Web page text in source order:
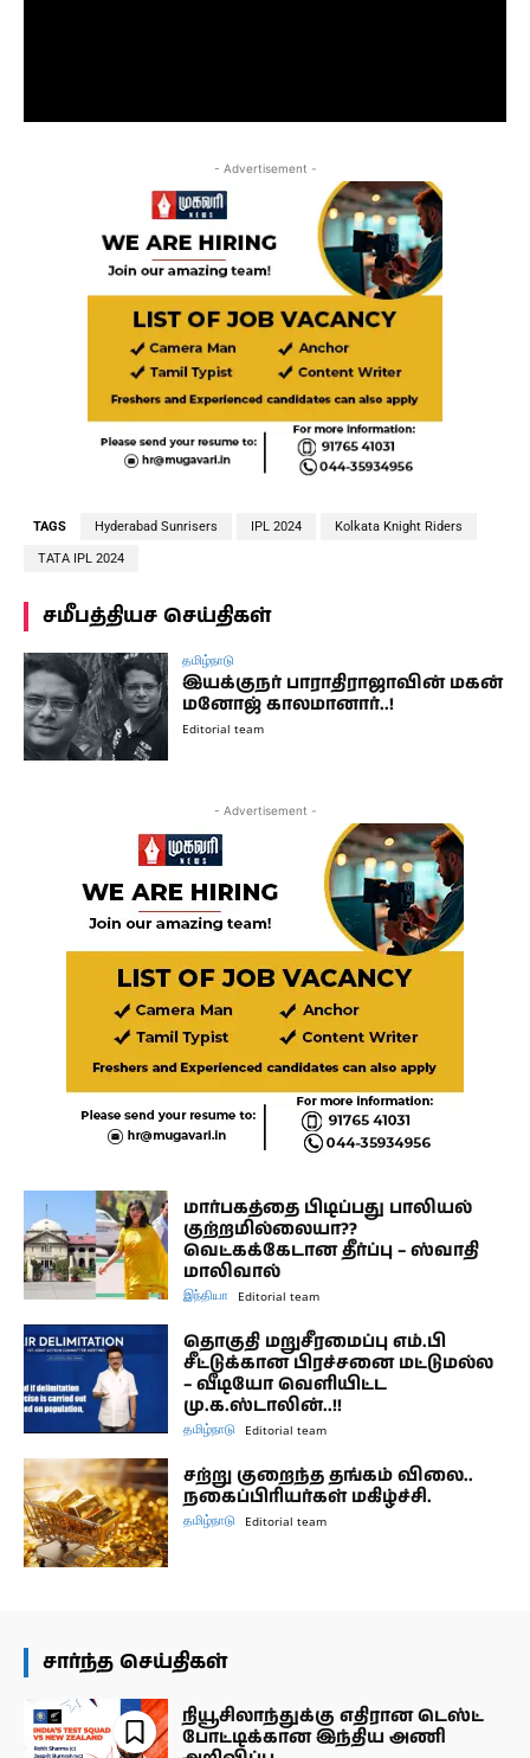
- Advertisement -
TAGS Hyderabad Sunrisers IPL 2024 Kolkata Knight Riders
TATA IPL 2024
சமீபத்தியச செய்திகள்
தமிழ்நாடு
இயக்குநர் பாராதிராஜாவின் மகன்
மனோஜ் காலமானார்..!
Editorial team
- Advertisement -
மார்பகத்தை பிடிப்பது பாலியல்
குற்றமில்லையா??
வெட்கக்கேடான தீர்ப்பு – ஸ்வாதி
மாலிவால்
இந்தியா Editorial team
தொகுதி மறுசீரமைப்பு எம்.பி
சீட்டுக்கான பிரச்சனை மட்டுமல்ல
– வீடியோ வெளியிட்ட
மு.க.ஸ்டாலின்..!!
தமிழ்நாடு Editorial team
சற்று குறைந்த தங்கம் விலை..
நகைப்பிரியர்கள் மகிழ்ச்சி.
தமிழ்நாடு Editorial team
சார்ந்த செய்திகள்
நியூசிலாந்துக்கு எதிரான டெஸ்ட்
போட்டிக்கான இந்திய அணி